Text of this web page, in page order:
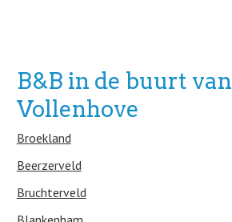
B&B in de buurt van
Vollenhove
Broekland
Beerzerveld
Bruchterveld